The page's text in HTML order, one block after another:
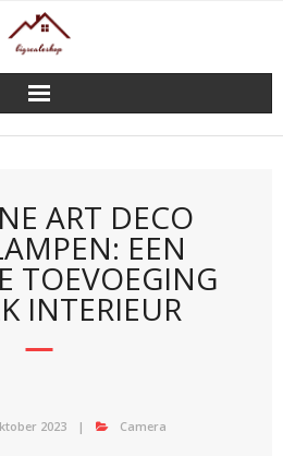
ART DECO
EEN
TOEVOEGING
INTERIEUR
2023 Camera